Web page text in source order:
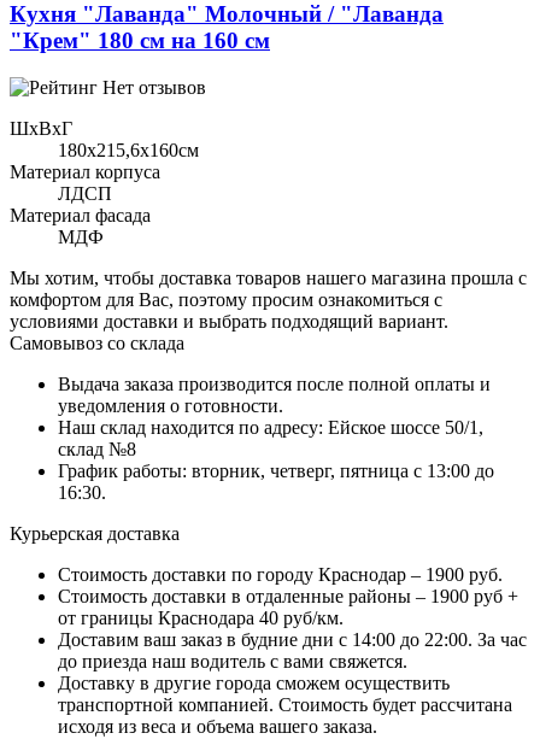
Кухня "Лаванда" Молочный / "Лаванда
"Крем" 180 см на 160 см
Нет отзывов
ШхВхГ
180x215,6х160см
Материал корпуса
ЛДСП
Материал фасада
МДФ
Мы хотим, чтобы доставка товаров нашего магазина прошла с
комфортом для Вас, поэтому просим ознакомиться с
условиями доставки и выбрать подходящий вариант.
Самовывоз со склада
Выдача заказа производится после полной оплаты и
уведомления о готовности.
Наш склад находится по адресу: Ейское шоссе 50/1,
склад №8
График работы: вторник, четверг, пятница с 13:00 до
16:30.
Курьерская доставка
Стоимость доставки по городу Краснодар – 1900 руб.
Стоимость доставки в отдаленные районы – 1900 руб +
от границы Краснодара 40 руб/км.
Доставим ваш заказ в будние дни с 14:00 до 22:00. За час
до приезда наш водитель с вами свяжется.
Доставку в другие города сможем осуществить
транспортной компанией. Стоимость будет рассчитана
исходя из веса и объема вашего заказа.